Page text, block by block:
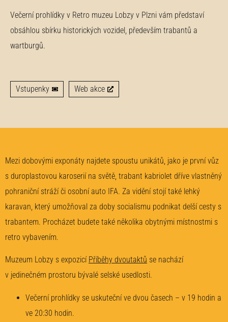
Večerní prohlídky v Retro muzeu Lobzy v Plzni vám představí
obsáhlou sbírku historických vozidel, především trabantů a
wartburgů.
Vstupenky Web akce
Mezi dobovými exponáty najdete spoustu unikátů, jako je první vůz
s duroplastovou karoserií na světě, trabant kabriolet dříve vlastněný
pohraniční stráží či osobní auto IFA. Za vidění stojí také lehký
karavan, který umožňoval za doby socialismu podnikat delší cesty s
trabantem. Procházet budete také několika obytnými místnostmi s
retro vybavením.
Muzeum Lobzy s expozicí Příběhy dvoutaktů se nachází
v jedinečném prostoru bývalé selské usedlosti.
Večerní prohlídky se uskuteční ve dvou časech – v 19 hodin a
ve 20:30 hodin.